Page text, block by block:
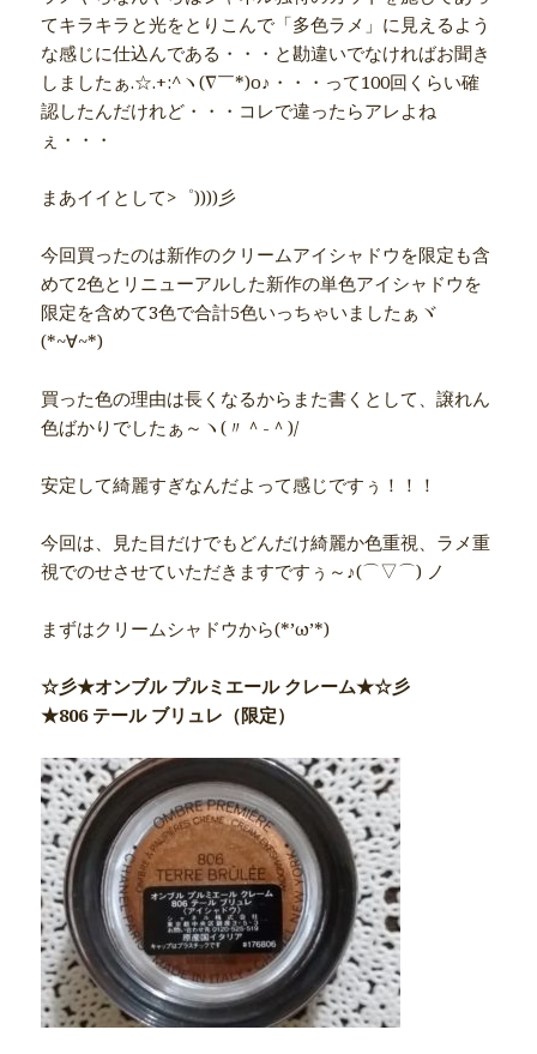
てキラキラと光をとりこんで「多色ラメ」に見えるよう
な感じに仕込んである・・・と勘違いでなければお聞き
しましたぁ.☆.+:^ヽ(∇￣*)o♪・・・って100回くらい確
認したんだけれど・・・コレで違ったらアレよね
ぇ・・・
まあイイとして>゜))))彡
今回買ったのは新作のクリームアイシャドウを限定も含
めて2色とリニューアルした新作の単色アイシャドウを
限定を含めて3色で合計5色いっちゃいましたぁヾ
(*~∀~*)ゞ
買った色の理由は長くなるからまた書くとして、譲れん
色ばかりでしたぁ～ヽ(〃＾-＾)/
安定して綺麗すぎなんだよって感じですぅ！！！
今回は、見た目だけでもどんだけ綺麗か色重視、ラメ重
視でのせさせていただきますですぅ～♪(⌒▽⌒) ノ
まずはクリームシャドウから(*’ω’*)
☆彡★オンブル プルミエール クレーム★☆彡
★806 テール ブリュレ（限定）